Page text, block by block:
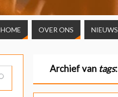
HOME OVER ONS NIEUWS
Archief van tags: